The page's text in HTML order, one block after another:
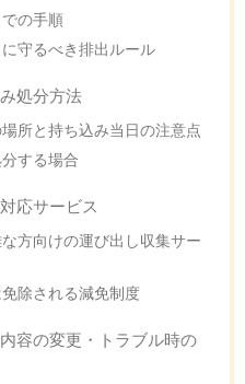
の手順
守るべき排出ルール
処分方法
所と持ち込み当日の注意点
する場合
応サービス
方向けの運び出し収集サー
除される減免制度
容の変更・トラブル時の